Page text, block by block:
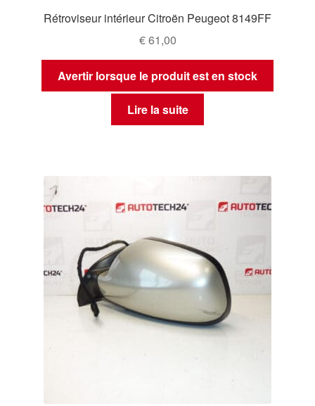
Rétroviseur intérieur Citroën Peugeot 8149FF
€61,00
Avertir lorsque le produit est en stock
Lire la suite